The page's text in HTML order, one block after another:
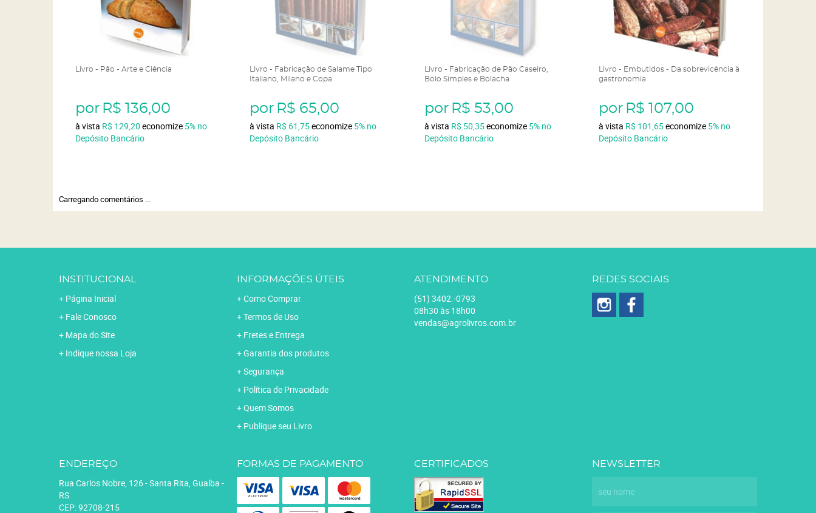
Livro - Pão - Arte e Ciência
por R$ 136,00
à vista R$ 129,20 economize 5% no
Depósito Bancário
Livro - Fabricação de Salame Tipo
Italiano, Milano e Copa
por R$ 65,00
à vista R$ 61,75economize 5% no
Depósito Bancário
Livro - Fabricação de Pão Caseiro,
Bolo Simples e Bolacha
por R$ 53,00
à vista R$ 50,35economize 5% no
Depósito Bancário
Livro - Embutidos - Da sobrevicência à
gastronomia
por R$ 107,00
à vista R$ 101,65economize 5% no
Depósito Bancário
Carregando comentários ...
INSTITUCIONAL
Página Inicial
Fale Conosco
Mapa do Site
Indique nossa Loja
INFORMAÇÕES ÚTEIS
Como Comprar
Termos de Uso
Fretes e Entrega
Garantia dos produtos
Segurança
Política de Privacidade
Quem Somos
Publique seu Livro
ATENDIMENTO
(51) 3402.-0793
08h30 às 18h00
vendas@agrolivros.com.br
REDES SOCIAIS
ENDEREÇO
Rua Carlos Nobre, 126-Santa Rita, Guaíba -
RS
CEP: 92708-215
FORMAS DE PAGAMENTO CERTIFICADOS NEWSLETTER